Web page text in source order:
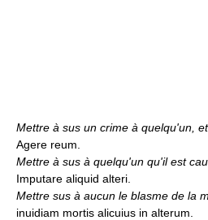
Mettre à sus un crime à quelqu'un,
Agere reum.
Mettre à sus à quelqu'un qu'il est
Imputare aliquid alteri.
Mettre sus à aucun le blasme de la
inuidiam mortis alicuius in alterum.